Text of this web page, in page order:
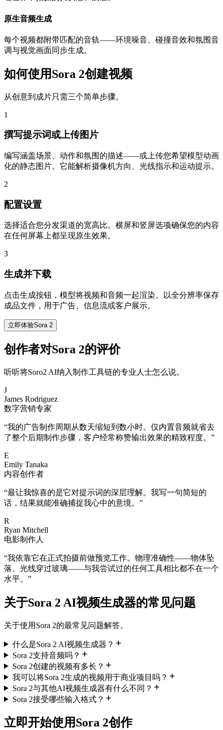
原生音频生成
每个视频都附带匹配的音轨——环境噪音、碰撞音效和氛围音
调与视觉画面同步生成。
如何使用Sora 2创建视频
从创意到成片只需三个简单步骤。
1
撰写提示词或上传图片
编写涵盖场景、动作和氛围的描述——或上传您希望模型动画
化的静态图片。它能解析摄像机方向、光线指示和运动提示。
2
配置设置
选择适合您分发渠道的宽高比。横屏和竖屏选项确保您的内容
在任何屏幕上都呈现原生效果。
3
生成并下载
点击生成按钮，模型将视频和音频一起渲染。以全分辨率保存
成品文件，用于广告、信息流或客户展示。
立即体验Sora 2
创作者对Sora 2的评价
听听将Soro2 AI纳入制作工具链的专业人士怎么说。
J
James Rodriguez
数字营销专家
“我的广告制作周期从数天缩短到数小时。仅内置音频就省去
了整个后期制作步骤，客户经常称赞输出效果的精致程度。 ”
E
Emily Tanaka
内容创作者
“最让我惊喜的是它对提示词的深层理解。我写一句简短的
话，结果就能准确捕捉我心中的意境。 ”
R
Ryan Mitchell
电影制作人
“我依靠它在正式拍摄前做预览工作。物理准确性——物体坠
落、光线穿过玻璃——与我尝试过的任何工具相比都不在一个
水平。 ”
关于Sora 2 AI视频生成器的常见问题
关于使用Sora 2的最常见问题解答。
什么是Sora 2 AI视频生成器？
Sora 2支持音频吗？
Sora 2创建的视频有多长？
我可以将Sora 2生成的视频用于商业项目吗？
Sora 2与其他AI视频生成器有什么不同？
Sora 2接受哪些输入格式？
立即开始使用Sora 2创作